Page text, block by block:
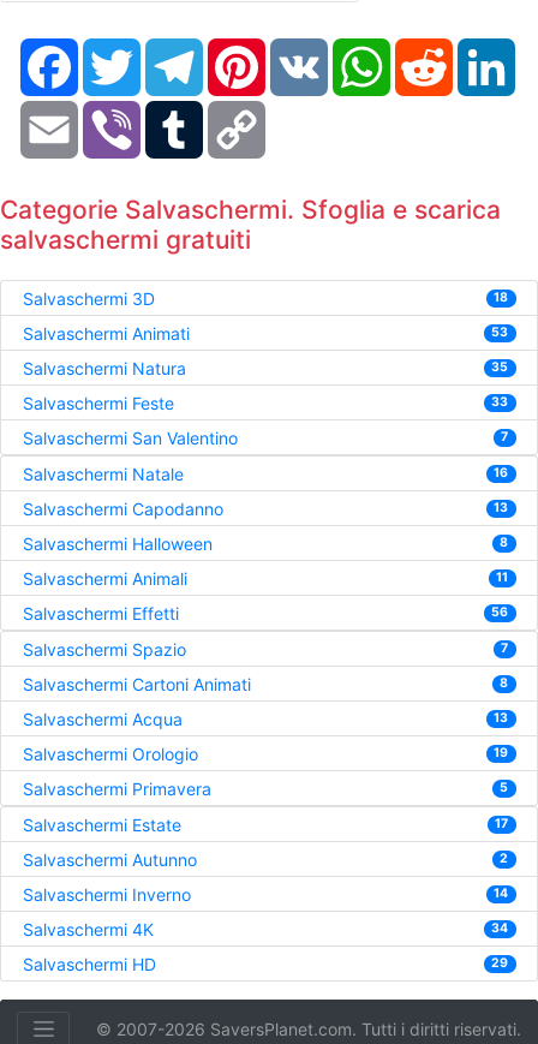
FacebookTwitter TelegramPinterestVK WhatsAppReddit
Email Viber Tumblr
Categorie Salvaschermi. Sfoglia e scarica
salvaschermi gratuiti
Salvaschermi 3D 18
Salvaschermi Animati 53
Salvaschermi Natura 35
Salvaschermi Feste 33
Salvaschermi San Valentino 7
Salvaschermi Natale 16
Salvaschermi Capodanno 13
Salvaschermi Halloween 8
Salvaschermi Animali 11
Salvaschermi Effetti 56
Salvaschermi Spazio 7
Salvaschermi Cartoni Animati 8
Salvaschermi Acqua 13
Salvaschermi Orologio 19
Salvaschermi Primavera 5
Salvaschermi Estate 17
Salvaschermi Autunno 2
Salvaschermi Inverno 14
Salvaschermi 4K 34
Salvaschermi HD 29
© 2007-2026 SaversPlanet.com. Tutti i diritti riservati.